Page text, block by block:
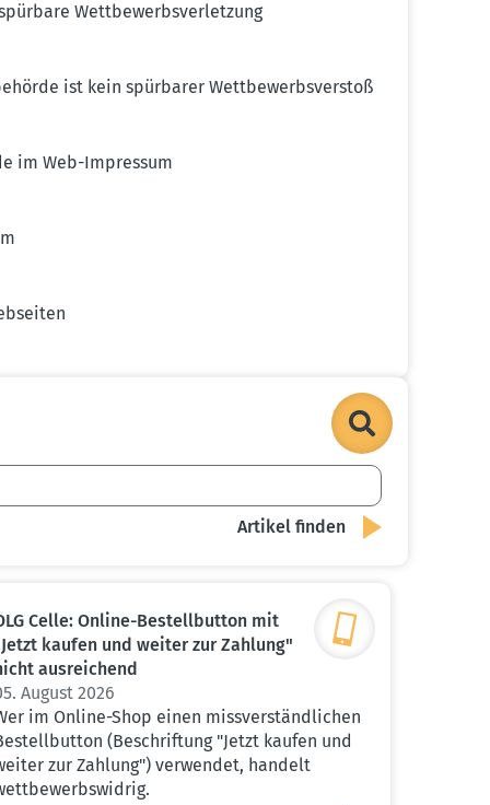
Wettbe­werbs­ver­letzung
ist kein spürbarer Wettbe­werbs­verstoß
im Web-Impressum
Celle: Online-Bestell­button mit
kaufen und weiter zur Zahlung"
ausrei­chend
August 2026
im Online-Shop einen missverständlichen
(Beschriftung "Jetzt kaufen und
zur Zahlung") verwendet, handelt